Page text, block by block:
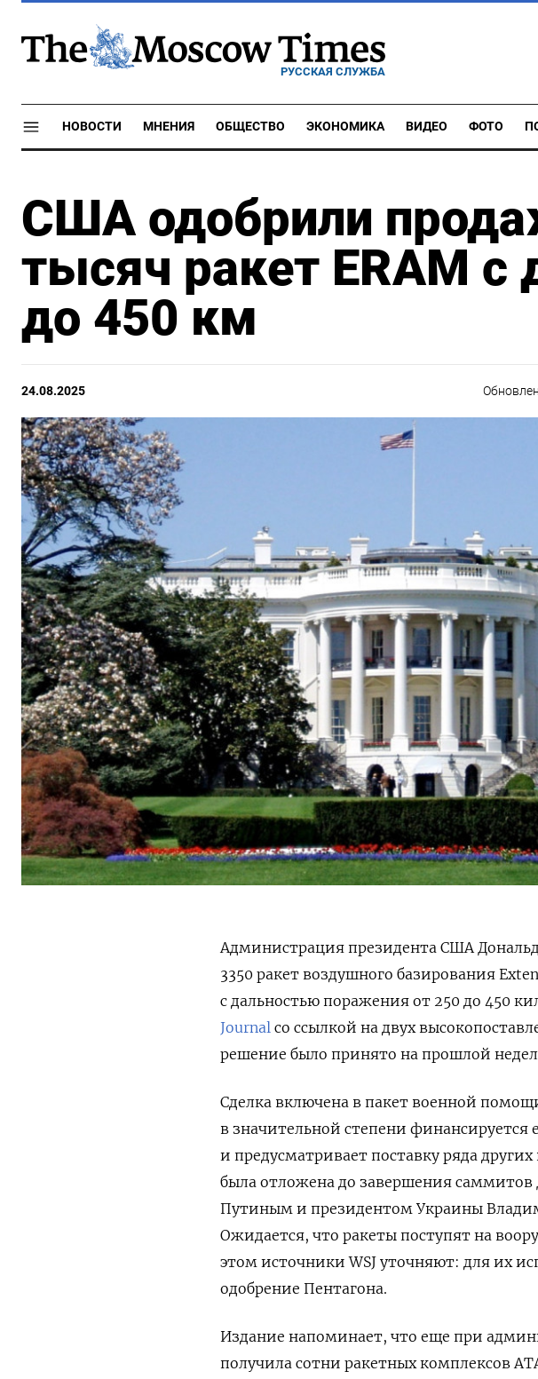
РУССКАЯ СЛУЖБА
НОВОСТИ МНЕНИЯ ОБЩЕСТВО ЭКОНОМИКА ВИДЕО ФОТО
США одобрили
тысяч ракет ERAM с
до 450 км
24.08.2025
Администрация президента США
3350 ракет воздушного базирования
с дальностью поражения от 250 до 450
Journal со ссылкой на двух
решение было принято на прошлой
Сделка включена в пакет военной
в значительной степени
и предусматривает поставку ряда
была отложена до завершения
Путиным и президентом Украины
Ожидается, что ракеты поступят на
этом источники WSJ уточняют: для их
одобрение Пентагона.
Издание напоминает, что еще при
получила сотни ракетных комплексов